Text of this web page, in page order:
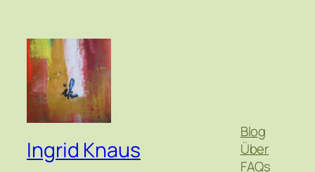
Ingrid Knaus
Blog
Über
FAQs